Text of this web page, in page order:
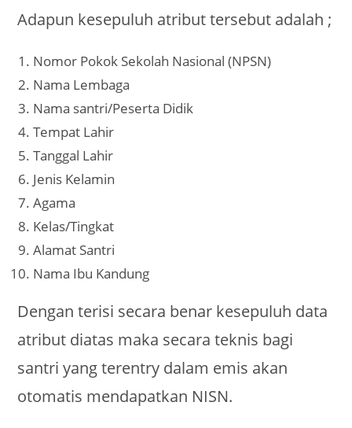
Adapun kesepuluh atribut tersebut adalah ;
Nomor Pokok Sekolah Nasional (NPSN)
Nama Lembaga
Nama santri/Peserta Didik
Tempat Lahir
Tanggal Lahir
Jenis Kelamin
Agama
Kelas/Tingkat
Alamat Santri
Nama Ibu Kandung
Dengan terisi secara benar kesepuluh data
atribut diatas maka secara teknis bagi
santri yang terentry dalam emis akan
otomatis mendapatkan NISN.